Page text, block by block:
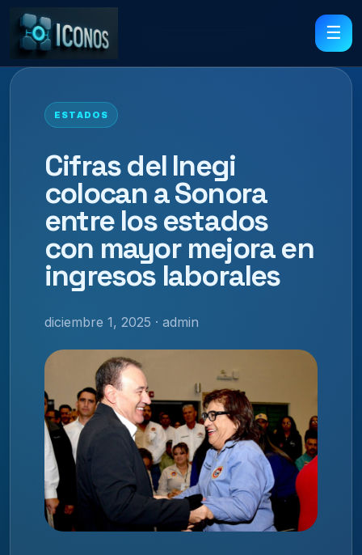
☰
ESTADOS
Cifras del Inegi
colocan a Sonora
entre los estados
con mayor mejora en
ingresos laborales
diciembre 1, 2025 · admin